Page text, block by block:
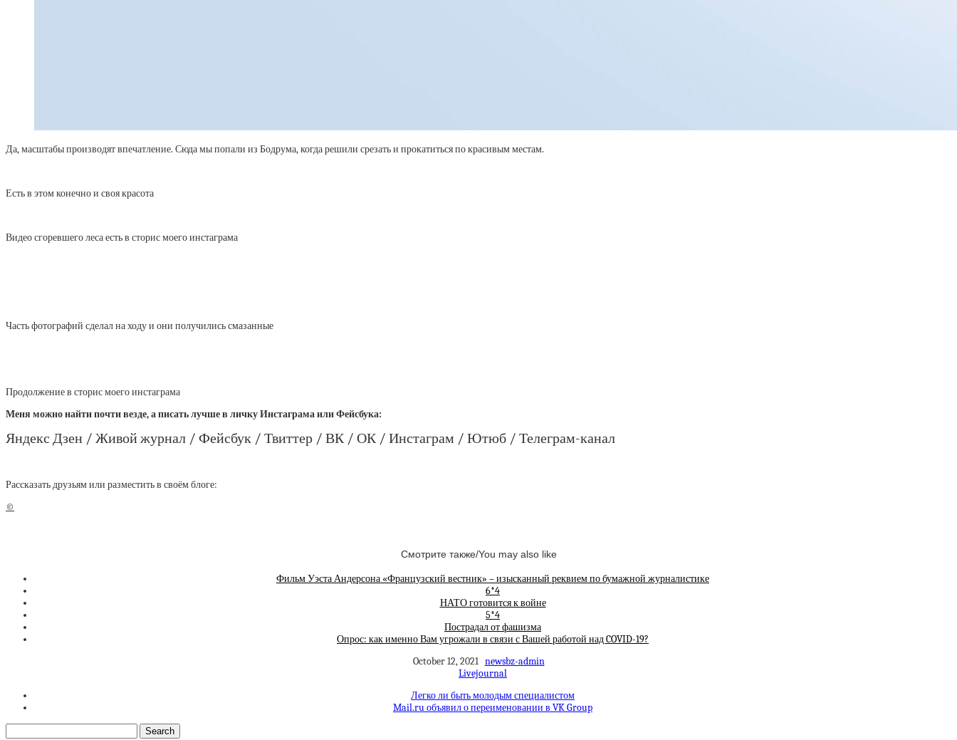
Да, масштабы производят впечатление. Сюда мы попали из Бодрума, когда решили срезать и прокатиться по красивым местам.
Есть в этом конечно и своя красота
Видео сгоревшего леса есть в сторис моего инстаграма
Часть фотографий сделал на ходу и они получились смазанные
Продолжение в сторис моего инстаграма
Меня можно найти почти везде, а писать лучше в личку Инстаграма или Фейсбука:
Яндекс Дзен / Живой журнал / Фейсбук / Твиттер / ВК / ОК / Инстаграм / Ютюб / Телеграм-канал
Рассказать друзьям или разместить в своём блоге:
©
Смотрите также/You may also like
Фильм Уэста Андерсона «Французский вестник» – изысканный реквием по бумажной журналистике
6*4
НАТО готовится к войне
5*4
Пострадал от фашизма
Опрос: как именно Вам угрожали в связи с Вашей работой над COVID-19?
October 12, 2021 newsbz-admin
Livejournal
Легко ли быть молодым специалистом
Mail.ru объявил о переименовании в VK Group